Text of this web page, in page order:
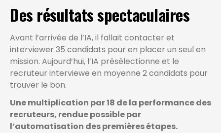
Des résultats spectaculaires
Avant l’arrivée de l’IA, il fallait contacter et
interviewer 35 candidats pour en placer un seul en
mission. Aujourd’hui, l’IA présélectionne et le
recruteur interviewe en moyenne 2 candidats pour
trouver le bon.
Une multiplication par 18 de la performance des
recruteurs, rendue possible par
l’automatisation des premières étapes.